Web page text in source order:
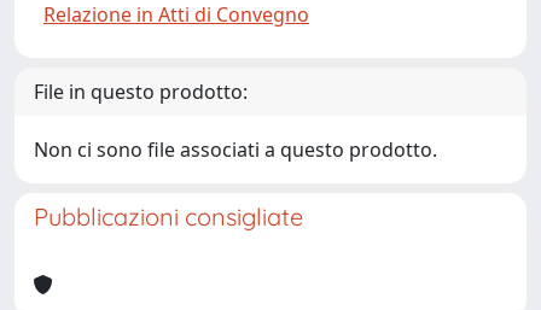
Relazione in Atti di Convegno
File in questo prodotto:
Non ci sono file associati a questo prodotto.
Pubblicazioni consigliate